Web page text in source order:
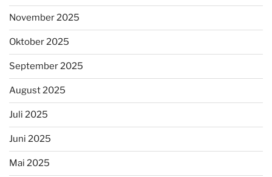
November 2025
Oktober 2025
September 2025
August 2025
Juli 2025
Juni 2025
Mai 2025